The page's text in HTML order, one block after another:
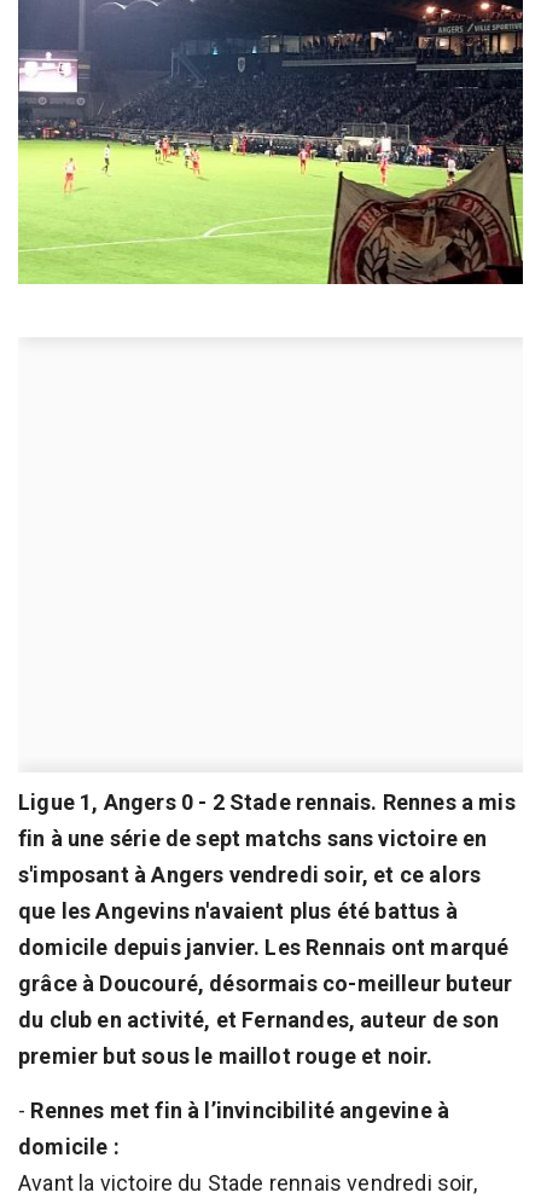
Ligue 1, Angers 0 - 2 Stade rennais. Rennes a mis
fin à une série de sept matchs sans victoire en
s'imposant à Angers vendredi soir, et ce alors
que les Angevins n'avaient plus été battus à
domicile depuis janvier. Les Rennais ont marqué
grâce à Doucouré, désormais co-meilleur buteur
du club en activité, et Fernandes, auteur de son
premier but sous le maillot rouge et noir.
- Rennes met fin à l’invincibilité angevine à
domicile :
Avant la victoire du Stade rennais vendredi soir,